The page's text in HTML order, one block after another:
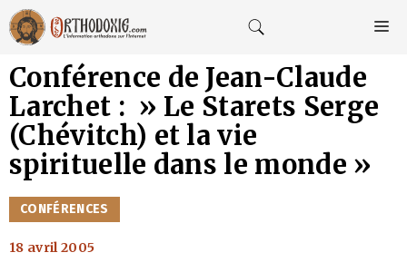
Aller
au
contenu
Conférence de Jean-Claude
Larchet : » Le Starets Serge
(Chévitch) et la vie
spirituelle dans le monde »
CATÉGORIES
CONFÉRENCES
18 avril 2005